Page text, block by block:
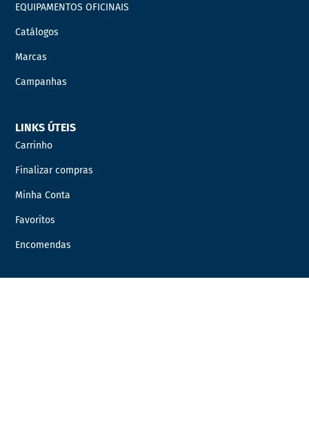
EQUIPAMENTOS OFICINAIS
Catálogos
Marcas
Campanhas
LINKS ÚTEIS
Carrinho
Finalizar compras
Minha Conta
Favoritos
Encomendas